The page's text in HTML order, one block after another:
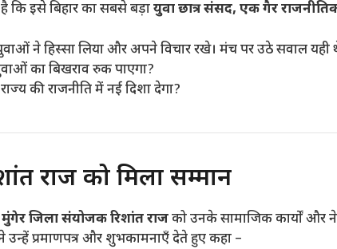
कि इसे बिहार का सबसे बड़ायुवा छात्र संसद, एक गैर
ने हिस्सा लिया और अपने विचार रखे। मंच पर उठे सवाल यही
का बिखराव रुक पाएगा?
की राजनीति में नई दिशा देगा?
राज को मिला सम्मान
मुंगेर जिला संयोजक रिशांत राजको उनके सामाजिक कार्यों और
उन्हें प्रमाणपत्र और शुभकामनाएँ देते हुए कहा –